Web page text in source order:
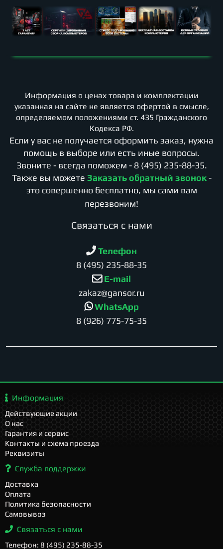
Информация о ценах товара и комплектации
указанная на сайте не является офертой в смысле,
определяемом положениями ст. 435 Гражданского
Кодекса РФ.
Если у вас не получается оформить заказ, нужна
помощь в выборе или есть иные вопросы.
Звоните - всегда поможем - 8 (495) 235-88-35.
Также вы можете Заказать обратный звонок -
это совершенно бесплатно, мы сами вам
перезвоним!
Cвязаться с нами
Телефон
8 (495) 235-88-35
E-mail
zakaz@gansor.ru
WhatsApp
8 (926) 775-75-35
Информация
Действующие акции
О нас
Гарантия и сервис
Контакты и схема проезда
Реквизиты
Служба поддержки
Доставка
Оплата
Политика безопасности
Самовывоз
Связаться с нами
Телефон: 8 (495) 235-88-35